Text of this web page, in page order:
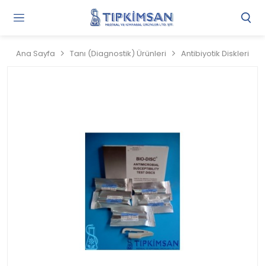
Ana Sayfa Tanı (Diagnostik) Ürünleri Antibiyotik Diskleri